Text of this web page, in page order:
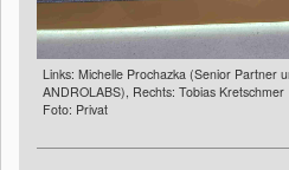
Links: Michelle Prochazka (Senior Partner
ANDROLABS), Rechts: Tobias Kretschmer
Foto: Privat